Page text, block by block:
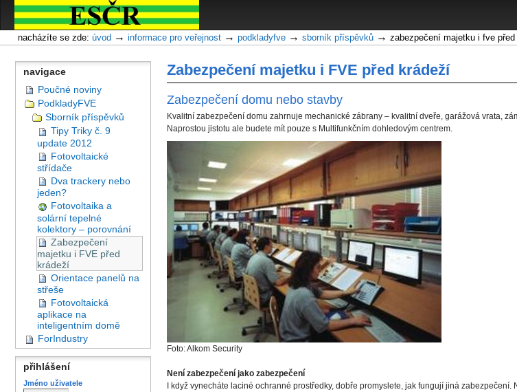
Přejít
obsah
|
navigaci
Oddíly
nacházíte se zde: úvod → informace pro veřejnost → podkladyfve → sborník příspěvků → zabezpečení majetku i fve
navigace
Poučné noviny
PodkladyFVE
Sborník příspěvků
Tipy Triky č. 9
update 2012
Fotovoltaické
střídače
Dva trackery nebo
jeden?
Fotovoltaika a
solární tepelné
kolektory – porovnání
Zabezpečení
majetku i FVE před
krádeží
Orientace panelů na
střeše
Fotovoltaická
aplikace na
inteligentním domě
ForIndustry
přihlášení
Jméno uživatele
Zabezpečení majetku i FVE před krádeží
Zabezpečení domu nebo stavby
Kvalitní zabezpečení domu zahrnuje mechanické zábrany – kvalitní dveře, garážová vrata,
Naprostou jistotu ale budete mít pouze s Multifunkčním dohledovým centrem.
Foto: Alkom Security
Není zabezpečení jako zabezpečení
I když vynecháte laciné ochranné prostředky, dobře promyslete, jak fungují jiná